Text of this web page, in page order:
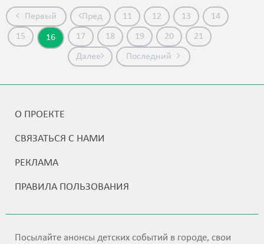
Первый Пред 11 12 13 14
15 16 17 18 19 20 21
Далее Последний
О ПРОЕКТЕ
СВЯЗАТЬСЯ С НАМИ
РЕКЛАМА
ПРАВИЛА ПОЛЬЗОВАНИЯ
Посылайте анонсы детских событий в городе, свои